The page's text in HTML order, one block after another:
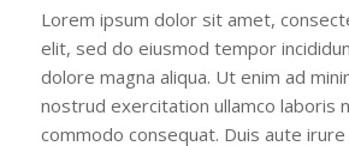
Lorem ipsum dolor sit amet,
elit, sed do eiusmod tempor
dolore magna aliqua. Ut enim ad
nostrud exercitation ullamco laboris
commodo consequat. Duis aute